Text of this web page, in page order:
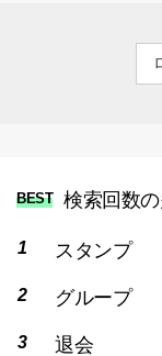
BEST 検索回数
スタンプ
グループ
退会